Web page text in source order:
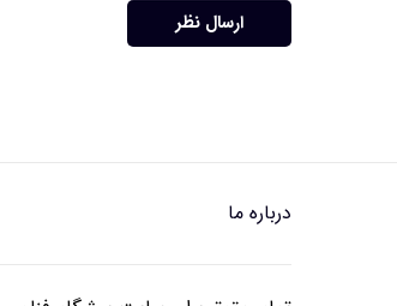
ارسال نظر
درباره ما